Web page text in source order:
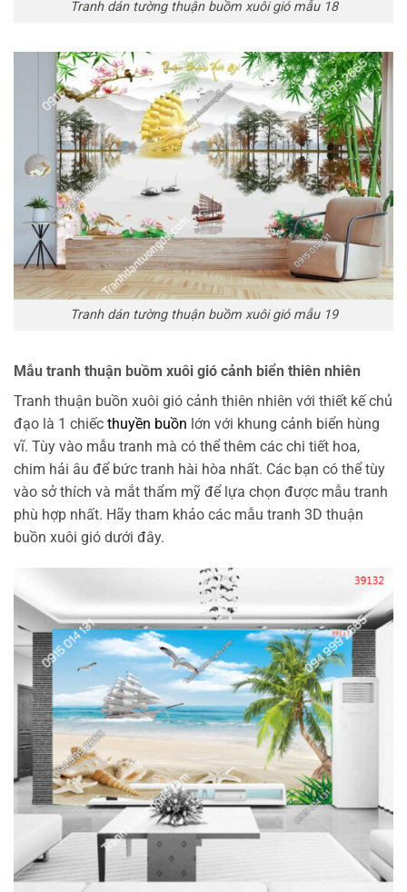
Tranh dán tường thuận buồm xuôi gió mẫu 18
Tranh dán tường thuận buồm xuôi gió mẫu 19
Mẫu tranh thuận buồm xuôi gió cảnh biển thiên nhiên
Tranh thuận buồn xuôi gió cảnh thiên nhiên với thiết kế chủ
đạo là 1 chiếc thuyền buồn lớn với khung cảnh biển hùng
vĩ. Tùy vào mẫu tranh mà có thể thêm các chi tiết hoa,
chim hải âu để bức tranh hài hòa nhất. Các bạn có thể tùy
vào sở thích và mắt thẩm mỹ để lựa chọn được mẫu tranh
phù hợp nhất. Hãy tham khảo các mẫu tranh 3D thuận
buồn xuôi gió dưới đây.